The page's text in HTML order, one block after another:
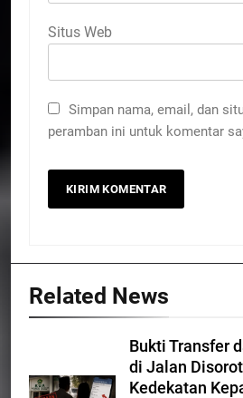
Situs Web
Simpan nama, email, dan
peramban ini untuk komentar
Related News
Bukti Transfer
di Jalan
Kedekatan